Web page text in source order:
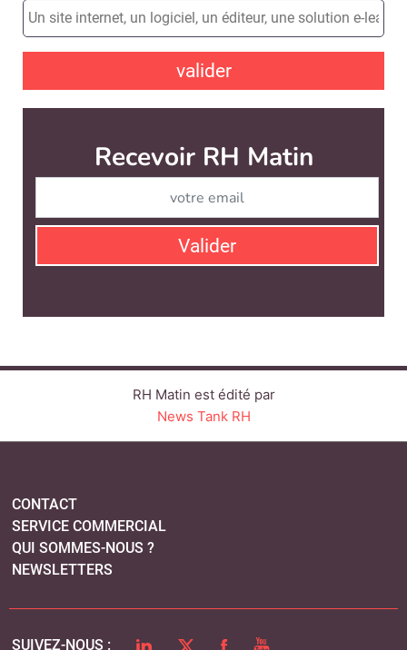
valider
Recevoir RH Matin
Valider
RH Matin est édité par
News Tank RH
CONTACT
SERVICE COMMERCIAL
QUI SOMMES-NOUS ?
NEWSLETTERS
SUIVEZ-NOUS : LINKEDINTWITTERFACEBOOK
YOUTUBE